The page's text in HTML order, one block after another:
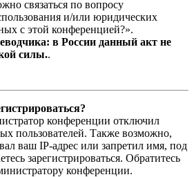
связаться по вопросу
и/или юридических
с этой конференцией?».
в России данный акт не
силы..
конференции отключил
пользователей. Также возможно,
ваш IP-адрес или запретил имя, под
зарегистрироваться. Обратитесь
конференции.